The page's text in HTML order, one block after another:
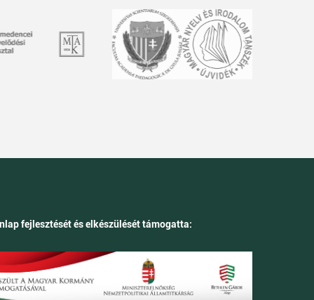
fejlesztését és elkészülését támogatta: